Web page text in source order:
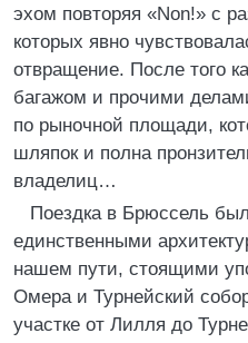
эхом повторяя «Non!» с
которых явно
отвращение. После того
багажом и прочими
по рыночной площади,
шляпок и полна
владелиц…
Поездка в Брюссель
единственными
нашем пути, стоящими
Омера и Турнейский
участке от Лилля до